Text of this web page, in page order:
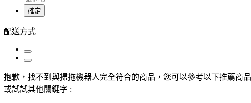
確定
配送方式
抱歉， 找不到與掃拖機器人完全符合的商品，您可以參考以下推薦商品
或試試其他關鍵字 :